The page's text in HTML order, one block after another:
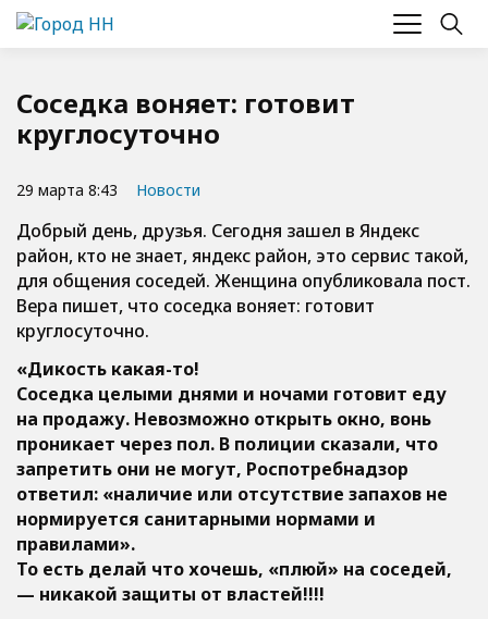
Соседка воняет: готовит
круглосуточно
29 марта 8:43 Новости
Добрый день, друзья. Сегодня зашел в Яндекс
район, кто не знает, яндекс район, это сервис такой,
для общения соседей. Женщина опубликовала пост.
Вера пишет, что соседка воняет: готовит
круглосуточно.
«Дикость какая-то!
Соседка целыми днями и ночами готовит еду
на продажу. Невозможно открыть окно, вонь
проникает через пол. В полиции сказали, что
запретить они не могут, Роспотребнадзор
ответил: «наличие или отсутствие запахов не
нормируется санитарными нормами и
правилами».
То есть делай что хочешь, «плюй» на соседей,
— никакой защиты от властей!!!!